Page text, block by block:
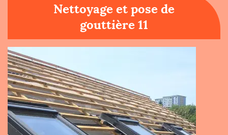
Nettoyage et pose de
gouttière 11